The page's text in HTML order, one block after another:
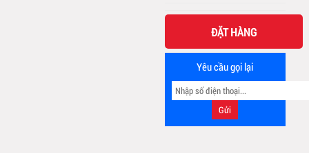
ĐẶT HÀNG
Yêu cầu gọi lại